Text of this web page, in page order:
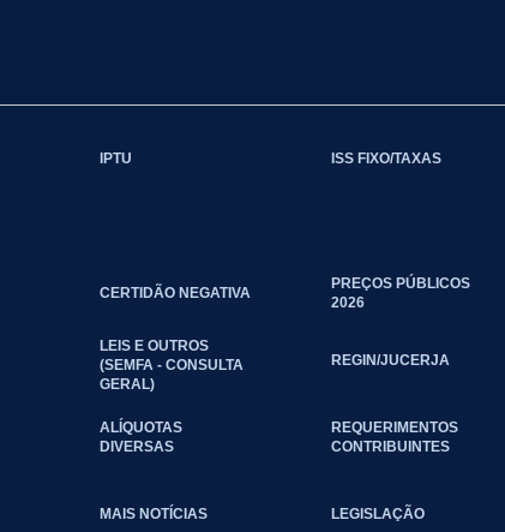
IPTU ISS FIXO/TAXAS
CERTIDÃO NEGATIVA
PREÇOS PÚBLICOS
2026
LEIS E OUTROS
(SEMFA - CONSULTA
GERAL)
REGIN/JUCERJA
ALÍQUOTAS
DIVERSAS
REQUERIMENTOS
CONTRIBUINTES
MAIS NOTÍCIAS LEGISLAÇÃO